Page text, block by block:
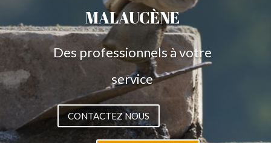
MALAUCÈNE
Des professionnels à votre
service
CONTACTEZ NOUS